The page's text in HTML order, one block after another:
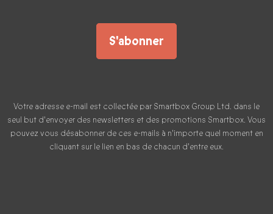
S'abonner
Votre adresse e-mail est collectée par Smartbox Group Ltd. dans le
seul but d'envoyer des newsletters et des promotions Smartbox. Vous
pouvez vous désabonner de ces e-mails à n'importe quel moment en
cliquant sur le lien en bas de chacun d'entre eux.